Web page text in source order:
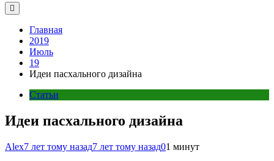
Главная
2019
Июль
19
Идеи пасхального дизайна
Статьи
Идеи пасхального дизайна
Alex7 лет тому назад7 лет тому назад01 минут